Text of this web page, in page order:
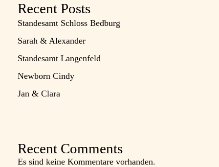
Recent Posts
Standesamt Schloss Bedburg
Sarah & Alexander
Standesamt Langenfeld
Newborn Cindy
Jan & Clara
Recent Comments
Es sind keine Kommentare vorhanden.